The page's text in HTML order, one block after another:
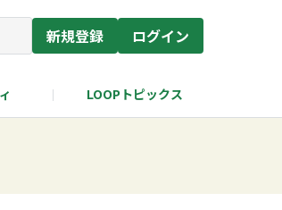
新規登録 ログイン
LOOPトピックス